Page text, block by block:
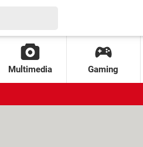
Multimedia Gaming